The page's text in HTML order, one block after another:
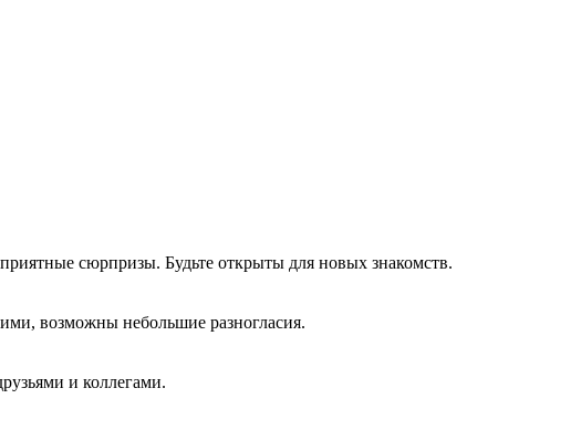
сюрпризы. Будьте открыты для новых знакомств.
возможны небольшие разногласия.
и коллегами.